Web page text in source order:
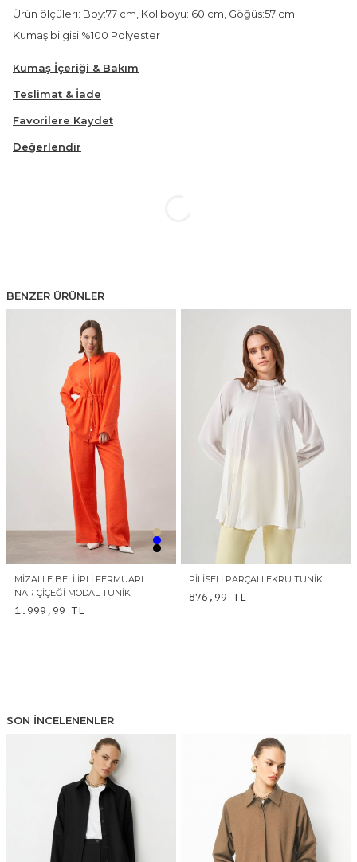
Ürün ölçüleri: Boy:77 cm, Kol boyu: 60 cm, Göğüs:57 cm
Kumaş bilgisi:%100 Polyester
Kumaş İçeriği & Bakım
Teslimat & İade
Favorilere Kaydet
Değerlendir
BENZER ÜRÜNLER
MIZALLE BELI İPLI FERMUARLI
NAR ÇIÇEĞI MODAL TUNIK
1.999,99 TL
PILISELI PARÇALI EKRU TUNIK
876,99 TL
SON İNCELENENLER